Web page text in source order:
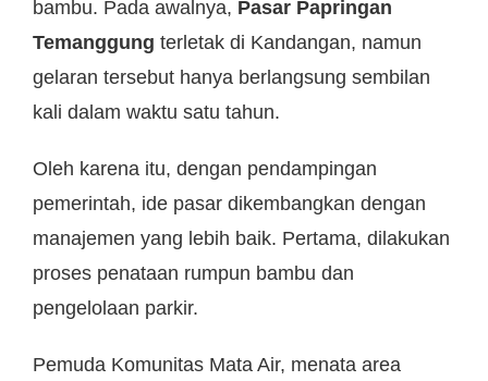
bambu. Pada awalnya, Pasar Papringan
Temanggung terletak di Kandangan, namun
gelaran tersebut hanya berlangsung sembilan
kali dalam waktu satu tahun.
Oleh karena itu, dengan pendampingan
pemerintah, ide pasar dikembangkan dengan
manajemen yang lebih baik. Pertama, dilakukan
proses penataan rumpun bambu dan
pengelolaan parkir.
Pemuda Komunitas Mata Air, menata area